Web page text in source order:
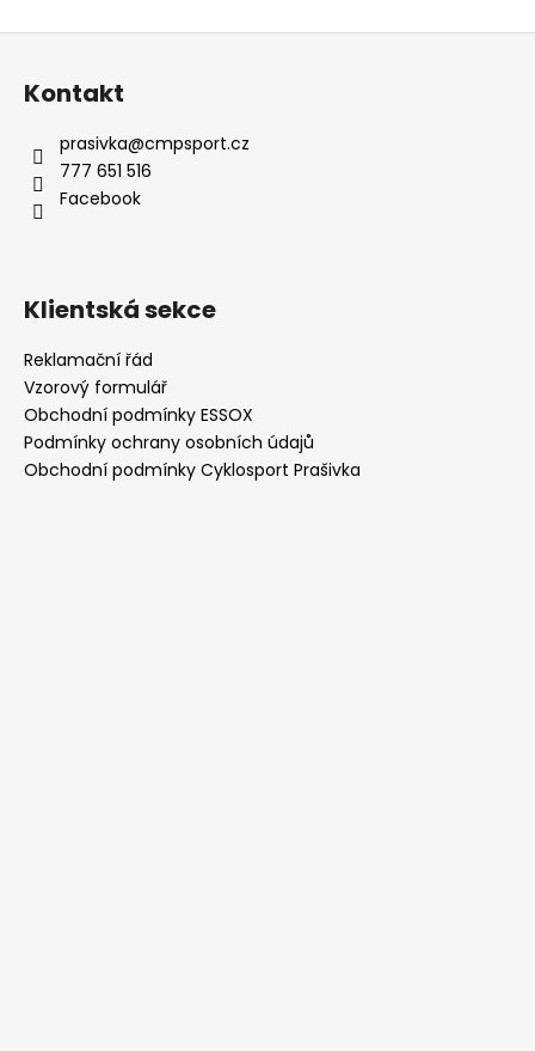
Z
Kontakt
prasivka@cmpsport.cz
777 651 516
Facebook
Klientská sekce
Reklamační řád
Vzorový formulář
Obchodní podmínky ESSOX
Podmínky ochrany osobních údajů
Obchodní podmínky Cyklosport Prašivka